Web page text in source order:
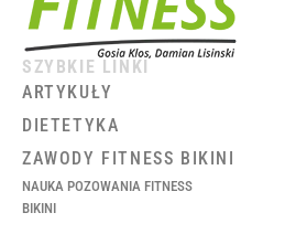
SZYBKIE LINKI
ARTYKUŁY
DIETETYKA
ZAWODY FITNESS BIKINI
NAUKA POZOWANIA FITNESS
BIKINI